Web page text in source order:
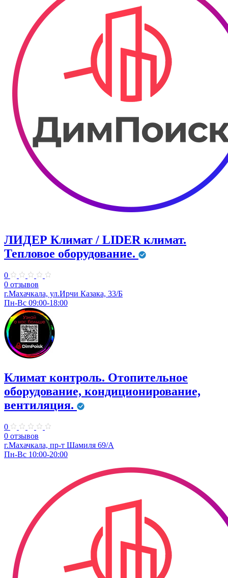
ЛИДЕР Климат / LIDER климат.
Тепловое оборудование.
0
0 отзывов
г.Махачкала, ул.Ирчи Казака, 33/Б
Пн-Вс 09:00-18:00
Климат контроль. Отопительное
оборудование, кондиционирование,
вентиляция.
0
0 отзывов
г.Махачкала, пр-т Шамиля 69/А
Пн-Вс 10:00-20:00